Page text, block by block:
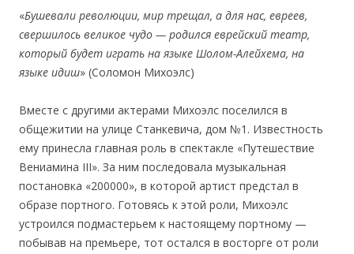
«Бушевали революции, мир трещал, а для нас, евреев,
свершилось великое чудо — родился еврейский театр,
который будет играть на языке Шолом-Алейхема, на
языке идиш» (Соломон Михоэлс)
Вместе с другими актерами Михоэлс поселился в
общежитии на улице Станкевича, дом №1. Известность
ему принесла главная роль в спектакле «Путешествие
Вениамина III». За ним последовала музыкальная
постановка «200000», в которой артист предстал в
образе портного. Готовясь к этой роли, Михоэлс
устроился подмастерьем к настоящему портному —
побывав на премьере, тот остался в восторге от роли